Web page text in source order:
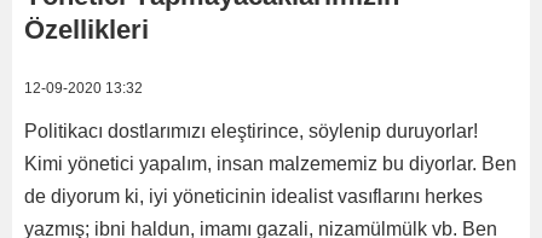
Özellikleri
12-09-2020 13:32
Politikacı dostlarımızı eleştirince, söylenip duruyorlar!
Kimi yönetici yapalım, insan malzememiz bu diyorlar. Ben
de diyorum ki, iyi yöneticinin idealist vasıflarını herkes
yazmış; ibni haldun, imamı gazali, nizamülmülk vb. Ben